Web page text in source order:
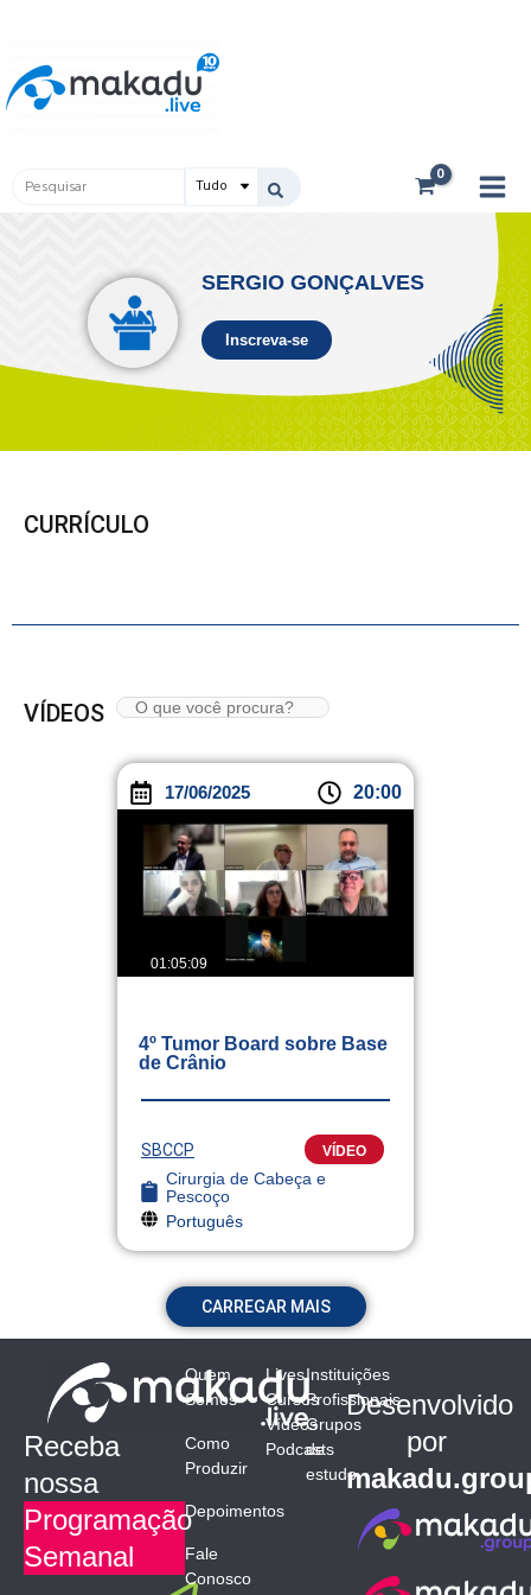
conteúdo
Pesquisar
SERGIO GONÇALVES
Inscreva-se
CURRÍCULO
VÍDEOS
17/06/2025 20:00
01:05:09
4º Tumor Board sobre Base
de Crânio
SBCCP VÍDEO
Cirurgia de Cabeça e
Pescoço
Português
CARREGAR MAIS
Receba
nossa
Programação
Semanal
Quem
Somos
Como
Produzir
Depoimentos
Fale
Conosco
Lives
Cursos
Vídeos
Podcasts
Instituições
Profissionais
Grupos
de
estudo
Desenvolvido
por